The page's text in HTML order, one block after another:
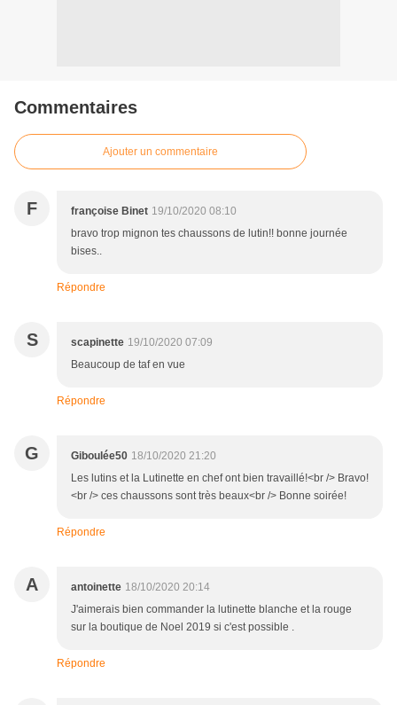
Commentaires
Ajouter un commentaire
F françoise Binet 19/10/2020 08:10
bravo trop mignon tes chaussons de lutin!! bonne journée
bises..
Répondre
S scapinette 19/10/2020 07:09
Beaucoup de taf en vue
Répondre
G Giboulée50 18/10/2020 21:20
Les lutins et la Lutinette en chef ont bien travaillé!<br /> Bravo!
<br /> ces chaussons sont très beaux<br /> Bonne soirée!
Répondre
A antoinette 18/10/2020 20:14
J'aimerais bien commander la lutinette blanche et la rouge
sur la boutique de Noel 2019 si c'est possible .
Répondre